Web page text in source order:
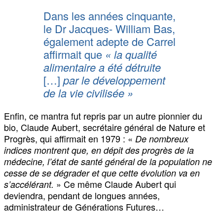
Dans les années cinquante,
le Dr Jacques- William Bas,
également adepte de Carrel
affirmait que « la qualité
alimentaire a étédétruite
[…] parle développement
de la vie civilisée »
Enfin, ce mantra fut repris par un autre pionnier du
bio, Claude Aubert, secrétaire général de Nature et
Progrès, qui affirmait en 1979 : « De nombreux
indices montrent que, en dépit des progrès de la
médecine, l’état de santé général de la population ne
cesse de se dégrader et que cette évolution va en
s’accélérant. » Ce même Claude Aubert qui
deviendra, pendant de longues années,
administrateur de Générations Futures…